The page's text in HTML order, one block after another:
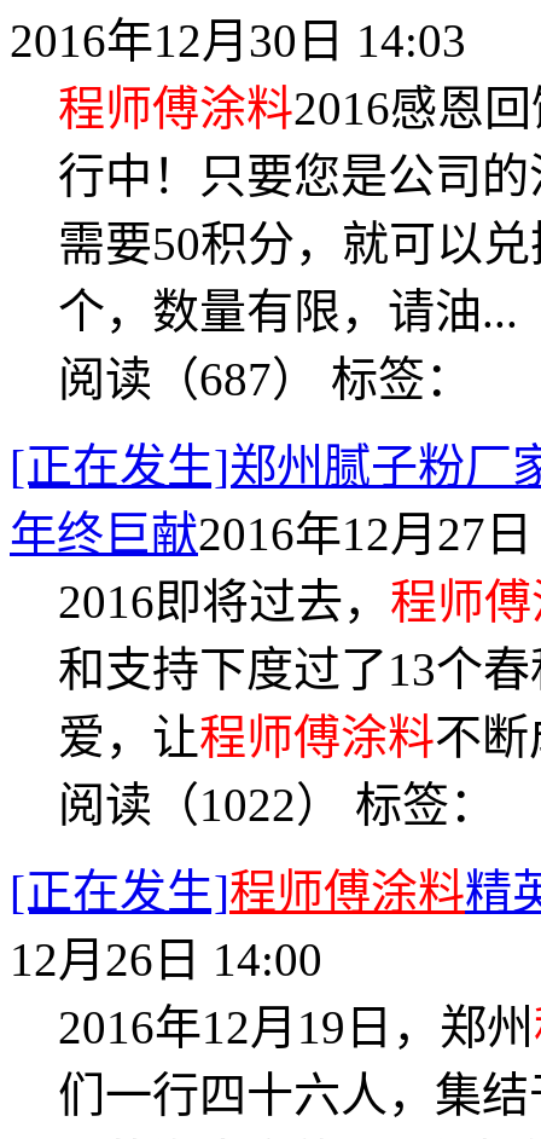
2016年12月30日 14:03
程师傅涂料2016感恩
行中！只要您是公司
需要50积分，就可以
个，数量有限，请油...
阅读（687） 标签：
[正在发生]郑州腻子粉厂
年终巨献2016年12月27
2016即将过去， 程师
和支持下度过了13个
爱，让程师傅涂料不
阅读（1022） 标签：
[正在发生]程师傅涂料精
12月26日 14:00
2016年12月19日，郑州
们一行四十六人，集